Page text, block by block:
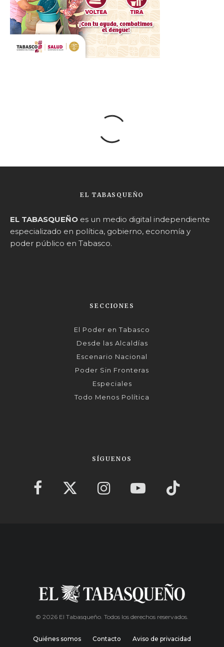
EL TABASQUEÑO
EL TABASQUEÑO es un medio digital independiente
especializado en política, gobierno, economía y
poder público en Tabasco.
SECCIONES
El Poder en Tabasco
Desde las Alcaldías
Escenario Nacional
Poder Sin Fronteras
Especiales
Todo Menos Política
SÍGUENOS
© 2026 El Tabasqueño. Todos los derechos reservados.
Quiénes somos Contacto Aviso de privacidad